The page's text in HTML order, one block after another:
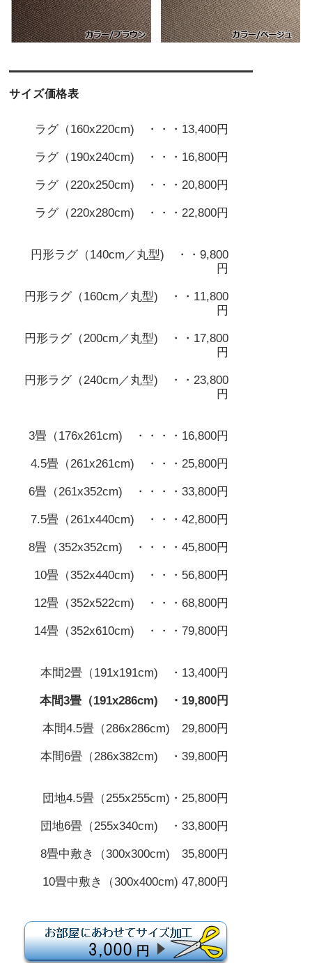
サイズ価格表
ラグ（160x220cm) ・・・13,400円
ラグ（190x240cm) ・・・16,800円
ラグ（220x250cm) ・・・20,800円
ラグ（220x280cm) ・・・22,800円
円形ラグ（140cm／丸型) ・・9,800
円
円形ラグ（160cm／丸型) ・・11,800
円
円形ラグ（200cm／丸型) ・・17,800
円
円形ラグ（240cm／丸型) ・・23,800
円
3畳（176x261cm) ・・・・16,800円
4.5畳（261x261cm) ・・・25,800円
6畳（261x352cm) ・・・・33,800円
7.5畳（261x440cm) ・・・42,800円
8畳（352x352cm) ・・・・45,800円
10畳（352x440cm) ・・・56,800円
12畳（352x522cm) ・・・68,800円
14畳（352x610cm) ・・・79,800円
本間2畳（191x191cm) ・13,400円
本間3畳（191x286cm) ・19,800円
本間4.5畳（286x286cm) 29,800円
本間6畳（286x382cm) ・39,800円
団地4.5畳（255x255cm)・25,800円
団地6畳（255x340cm) ・33,800円
8畳中敷き（300x300cm) 35,800円
10畳中敷き（300x400cm) 47,800円